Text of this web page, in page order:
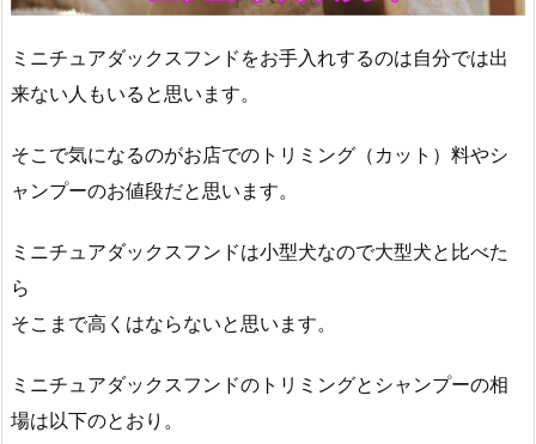
ミニチュアダックスフンドをお手入れするのは自分では出
来ない人もいると思います。
そこで気になるのがお店でのトリミング（カット）料やシ
ャンプーのお値段だと思います。
ミニチュアダックスフンドは小型犬なので大型犬と比べた
ら
そこまで高くはならないと思います。
ミニチュアダックスフンドのトリミングとシャンプーの相
場は以下のとおり。